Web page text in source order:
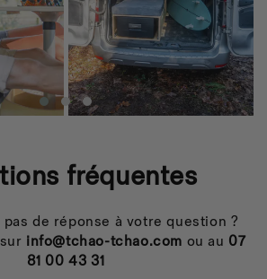
fréquentes
de réponse à votre question ?
info@tchao-tchao.com ou au 07
81 00 43 31